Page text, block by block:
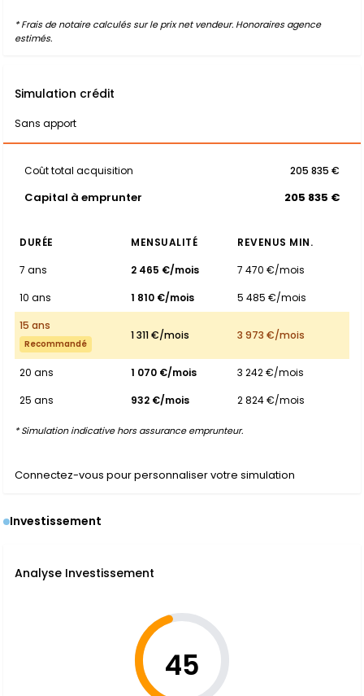
* Frais de notaire calculés sur le prix net vendeur. Honoraires agence
estimés.
Simulation crédit
Sans apport
Coût total acquisition 205 835 €
Capital à emprunter 205 835 €
DURÉE MENSUALITÉ
REVENUS MIN.
7 ans
2 465 €/mois
7 470 €/mois
10 ans
1 810 €/mois
5 485 €/mois
15 ans
Recommandé
1 311 €/mois 3 973 €/mois
20 ans 1 070 €/mois
3 242 €/mois
25 ans
932 €/mois 2 824 €/mois
* Simulation indicative hors assurance emprunteur.
Connectez-vous pour personnaliser votre simulation
Investissement
Analyse Investissement
45